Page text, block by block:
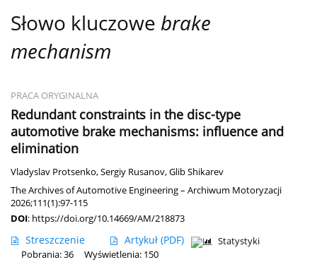
Słowo kluczowe brake
mechanism
PRACA ORYGINALNA
Redundant constraints in the disc-type
automotive brake mechanisms: influence and
elimination
Vladyslav Protsenko,Sergiy Rusanov,Glib Shikarev
The Archives of Automotive Engineering – Archiwum Motoryzacji
2026;111(1):97-115
DOI: https://doi.org/10.14669/AM/218873
Streszczenie Artykuł (PDF)
Statystyki
Pobrania: 36
Wyświetlenia: 150